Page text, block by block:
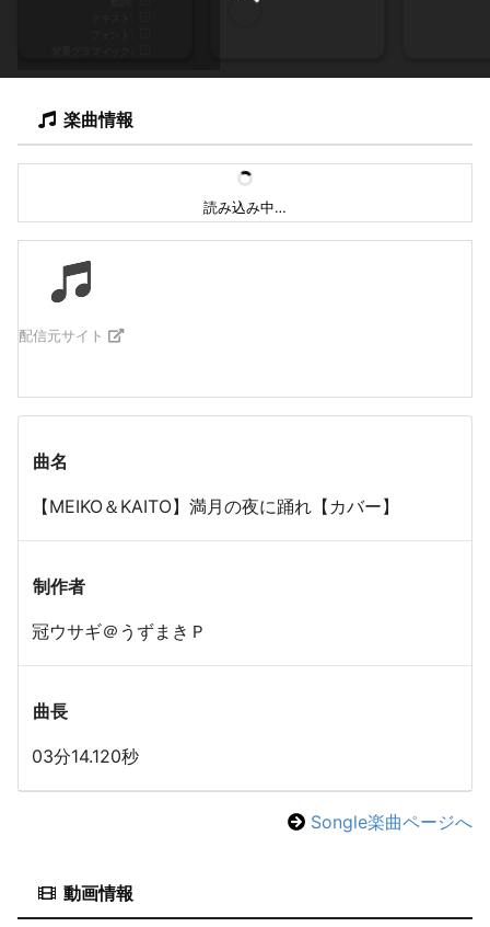
楽曲情報
読み込み中…
配信元サイト
曲名
【MEIKO＆KAITO】満月の夜に踊れ【カバー】
制作者
冠ウサギ＠うずまきＰ
曲長
03分14.120秒
Songle楽曲ページへ
動画情報